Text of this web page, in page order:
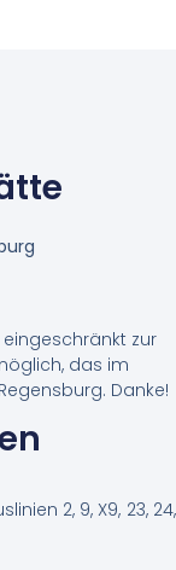
zur
das im
Danke!
2, 9, X9, 23, 24,